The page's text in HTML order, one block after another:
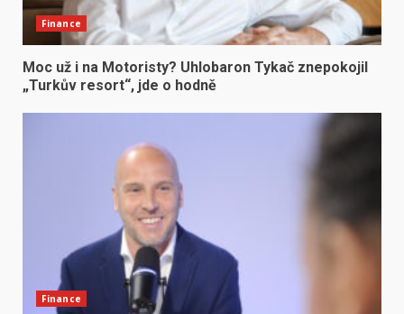
Finance
Moc už i na Motoristy? Uhlobaron Tykač znepokojil
„Turkův resort“, jde o hodně
Finance